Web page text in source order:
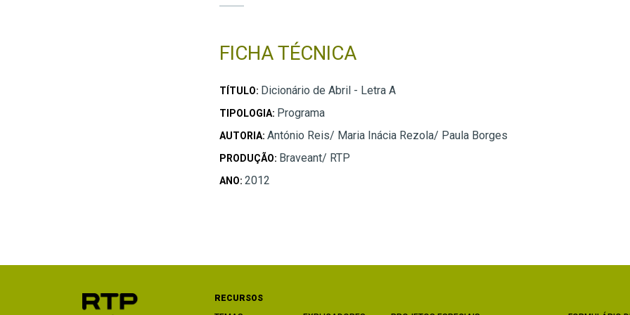
FICHA TÉCNICA
TÍTULO: Dicionário de Abril - Letra A
TIPOLOGIA: Programa
AUTORIA: António Reis/ Maria Inácia Rezola/ Paula Borges
PRODUÇÃO: Braveant/ RTP
ANO: 2012
RECURSOS